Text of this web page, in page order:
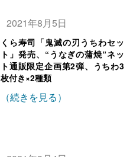
2021年8月5日
くら寿司「鬼滅の刃うちわセッ
ト」発売、“うなぎの蒲焼”ネッ
ト通販限定企画第2弾、うちわ3
枚付き×2種類
（続きを見る）